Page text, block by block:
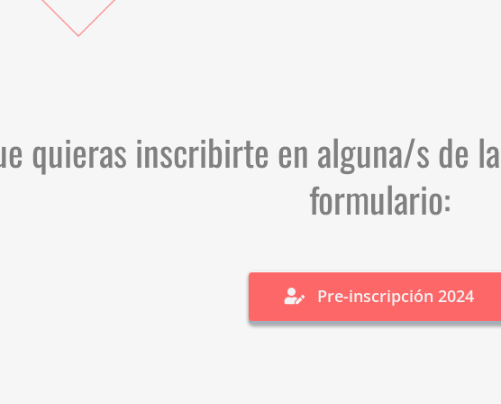
quieras inscribirte en alguna/s de
formulario:
Pre-inscripción 2024